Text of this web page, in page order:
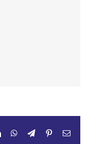
LinkedInWhatsApp
TelegramPinterestCorreo